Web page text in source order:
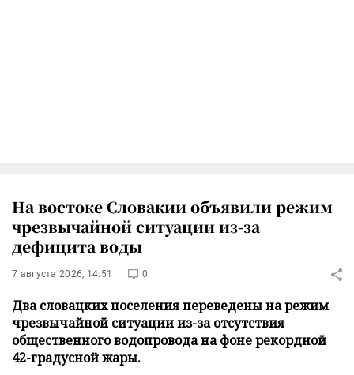
На востоке Словакии объявили режим
чрезвычайной ситуации из-за
дефицита воды
7 августа 2026, 14:51 0
Два словацких поселения переведены на режим
чрезвычайной ситуации из-за отсутствия
общественного водопровода на фоне рекордной
42-градусной жары.